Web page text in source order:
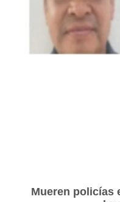
Mueren policías